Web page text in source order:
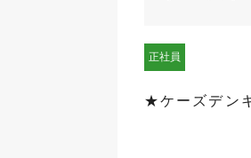
正社員
★ケーズデン